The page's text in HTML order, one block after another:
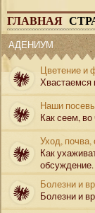
ГЛАВНАЯ
АДЕНИУМ
Цветение и
Наши
Как сеем,
Уход,
Как
Болезни и
Болезни и